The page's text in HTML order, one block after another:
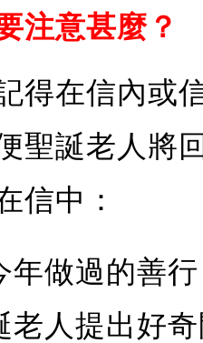
注意甚麼？
得在信內或
聖誕老人將
信中：
年做過的善行
老人提出好